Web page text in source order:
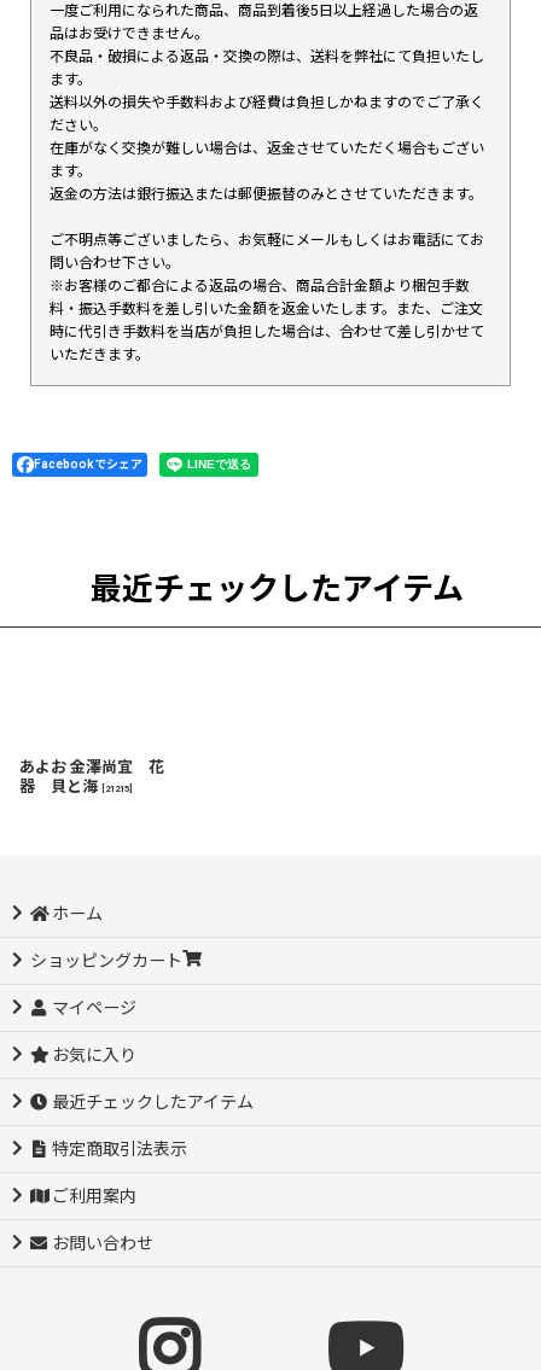
一度ご利用になられた商品、商品到着後5日以上経過した場合の返
品はお受けできません。
不良品・破損による返品・交換の際は、送料を弊社にて負担いたし
ます。
送料以外の損失や手数料および経費は負担しかねますのでご了承く
ださい。
在庫がなく交換が難しい場合は、返金させていただく場合もござい
ます。
返金の方法は銀行振込または郵便振替のみとさせていただきます。
ご不明点等ございましたら、お気軽にメールもしくはお電話にてお
問い合わせ下さい。
※お客様のご都合による返品の場合、商品合計金額より梱包手数
料・振込手数料を差し引いた金額を返金いたします。また、ご注文
時に代引き手数料を当店が負担した場合は、合わせて差し引かせて
いただきます。
Facebookでシェア
最近チェックしたアイテム
あよお 金澤尚宜 花
器 貝と海
21215
ホーム
ショッピングカート
マイページ
お気に入り
最近チェックしたアイテム
特定商取引法表示
ご利用案内
お問い合わせ